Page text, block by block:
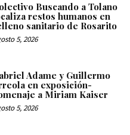
Buscando a Tolano
restos humanos en
sanitario de Rosarito
5, 2026
Adame y Guillermo
en exposición-
a Miriam Kaiser
5, 2026